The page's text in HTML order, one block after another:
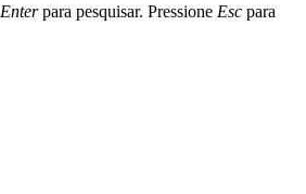
Enterpara pesquisar. Pressione Esc para